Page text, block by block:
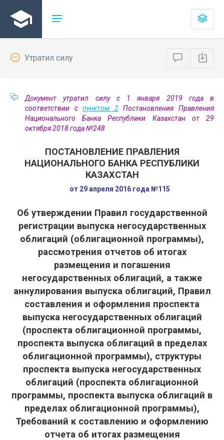
Утратил силу
Документ утратил силу с 1 января 2019 года в
соответствии спунктом 2Постановления Правления
Национального Банка Республики Казахстан от 29
октября 2018 года №248
ПОСТАНОВЛЕНИЕ ПРАВЛЕНИЯ
НАЦИОНАЛЬНОГО БАНКА РЕСПУБЛИКИ
КАЗАХСТАН
от 29 апреля 2016 года №115
Об утверждении Правил государственной
регистрации выпуска негосударственных
облигаций (облигационной программы),
рассмотрения отчетов об итогах
размещения и погашения
негосударственных облигаций, а также
аннулирования выпуска облигаций, Правил
составления и оформления проспекта
выпуска негосударственных облигаций
(проспекта облигационной программы,
проспекта выпуска облигаций в пределах
облигационной программы), структуры
проспекта выпуска негосударственных
облигаций (проспекта облигационной
программы, проспекта выпуска облигаций в
пределах облигационной программы),
Требований к составлению и оформлению
отчета об итогах размещения